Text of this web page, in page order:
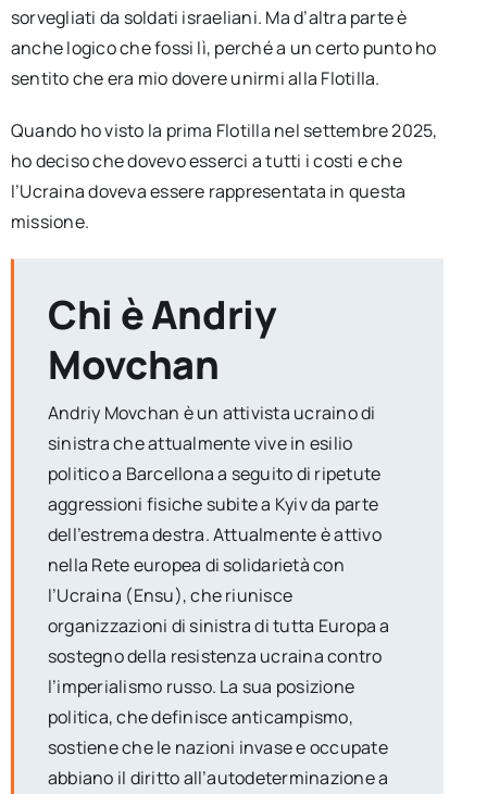
sorvegliati da soldati israeliani. Ma d’altra parte è
anche logico che fossi lì, perché a un certo punto ho
sentito che era mio dovere unirmi alla Flotilla.
Quando ho visto la prima Flotilla nel settembre 2025,
ho deciso che dovevo esserci a tutti i costi e che
l’Ucraina doveva essere rappresentata in questa
missione.
Chi è Andriy
Movchan
Andriy Movchan è un attivista ucraino di
sinistra che attualmente vive in esilio
politico a Barcellona a seguito di ripetute
aggressioni fisiche subite a Kyiv da parte
dell’estrema destra. Attualmente è attivo
nella Rete europea di solidarietà con
l’Ucraina (Ensu), che riunisce
organizzazioni di sinistra di tutta Europa a
sostegno della resistenza ucraina contro
l’imperialismo russo. La sua posizione
politica, che definisce anticampismo,
sostiene che le nazioni invase e occupate
abbiano il diritto all’autodeterminazione a